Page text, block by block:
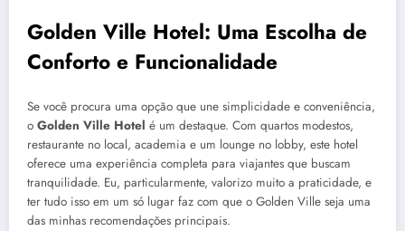
Golden Ville Hotel: Uma Escolha de
Conforto e Funcionalidade
Se você procura uma opção que une simplicidade e conveniência,
o Golden Ville Hotel é um destaque. Com quartos modestos,
restaurante no local, academia e um lounge no lobby, este hotel
oferece uma experiência completa para viajantes que buscam
tranquilidade. Eu, particularmente, valorizo muito a praticidade, e
ter tudo isso em um só lugar faz com que o Golden Ville seja uma
das minhas recomendações principais.